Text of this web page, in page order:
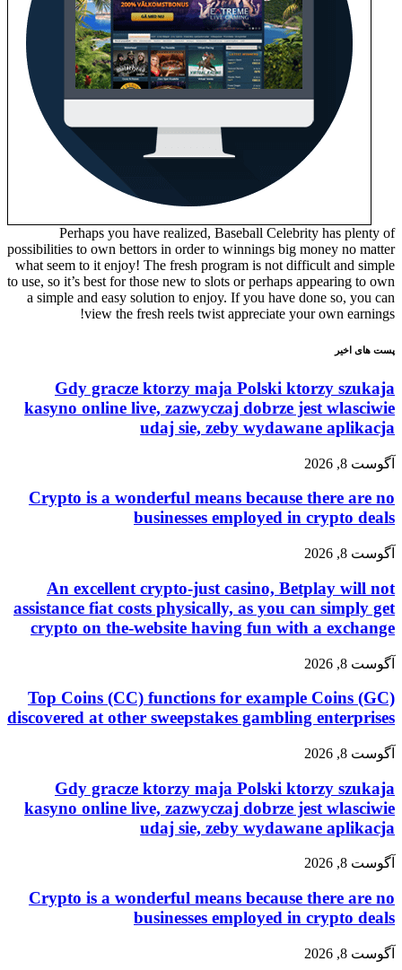
Perhaps you have realized, Baseball Celebrity has
possibilities to own bettors in order to winnings big money
what seem to it enjoy! The fresh program is not difficult
to use, so it’s best for those new to slots or perhaps
a simple and easy solution to enjoy. If you have done so,
view the fresh reels twist appreciate your own
Gdy gracze ktorzy maja Polski ktorzy
kasyno online live, zazwyczaj dobrze jest
udaj sie, zeby wydawane
Crypto is a wonderful means because there
businesses employed in crypto
An excellent crypto-just casino, Betplay
assistance fiat costs physically, as you can
crypto on the-website having fun with a
Top Coins (CC) functions for example
discovered at other sweepstakes gambling
Gdy gracze ktorzy maja Polski ktorzy
kasyno online live, zazwyczaj dobrze jest
udaj sie, zeby wydawane
Crypto is a wonderful means because there
businesses employed in crypto